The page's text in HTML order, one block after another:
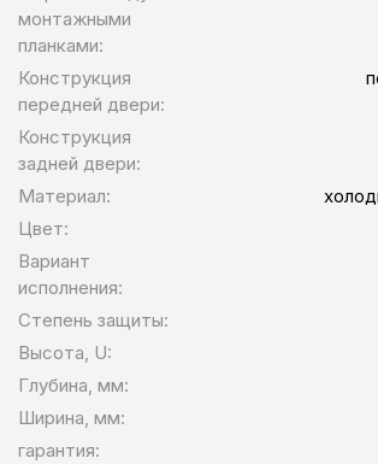
монтажными
планками:
Конструкция
передней двери:
Конструкция
задней двери:
Материал:
Цвет:
Вариант
исполнения:
Степень защиты:
Высота, U:
Глубина, мм:
Ширина, мм:
гарантия: